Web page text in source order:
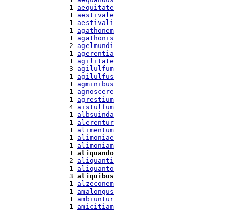
  1
aequitate
  1
aestivale
  1
aestivali
  1
agathonem
  1
agathonis
  2
agelmundi
  1
agerentia
  1
agilitate
  3
agilulfum
  1
agilulfus
  1
agminibus
  1
agnoscere
  1
agrestium
  4
aistulfum
  1
albsuinda
  1
alerentur
  1
alimentum
  1
alimoniae
  1
alimoniam
  1
aliquando
  2
aliquanti
  1
aliquanto
  3
aliquibus
  1
alzeconem
  1
amalongus
  1
ambiuntur
  1
amicitiam